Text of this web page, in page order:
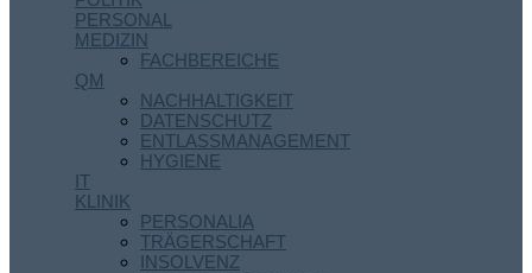
PERSONAL
MEDIZIN
FACHBEREICHE
QM
NACHHALTIGKEIT
DATENSCHUTZ
ENTLASSMANAGEMENT
HYGIENE
IT
KLINIK
PERSONALIA
TRÄGERSCHAFT
INSOLVENZ